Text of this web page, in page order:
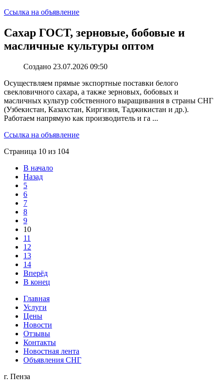
Ссылка на объявление
Сахар ГОСТ, зерновые, бобовые и
масличные культуры оптом
Создано 23.07.2026 09:50
Осуществляем прямые экспортные поставки белого
свекловичного сахара, а также зерновых, бобовых и
масличных культур собственного выращивания в страны СНГ
(Узбекистан, Казахстан, Киргизия, Таджикистан и др.).
Работаем напрямую как производитель и га ...
Ссылка на объявление
Страница 10 из 104
В начало
Назад
5
6
7
8
9
10
11
12
13
14
Вперёд
В конец
Главная
Услуги
Цены
Новости
Отзывы
Контакты
Новостная лента
Объявления СНГ
г. Пенза